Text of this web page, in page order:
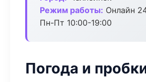
Режим работы: Онлайн
Пн-Пт 10:00-19:00
Погода и